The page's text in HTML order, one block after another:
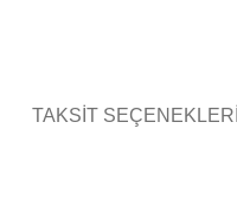
TAKSIT SEÇENEKLERI